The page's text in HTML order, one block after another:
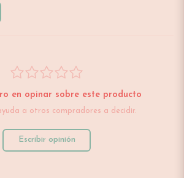
en opinar sobre este producto
a otros compradores a decidir.
Escribir opinión